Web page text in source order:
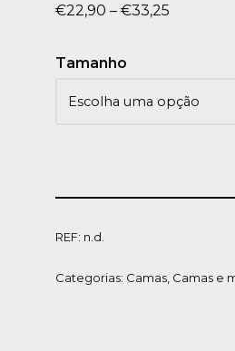
€22,90 – €33,25
Tamanho
REF: n.d.
Categorias: Camas Camas e